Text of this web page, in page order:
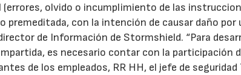
(errores, olvido o incumplimiento de las
premeditada, con la intención de causar daño por
de Información de Stormshield. “Para
es necesario contar con la participación
de los empleados, RR HH, el jefe de seguridad